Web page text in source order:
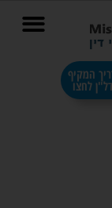
המקיף
לחצו